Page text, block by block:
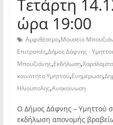
Τετάρτη
ώρα 19:00
Αμφιθέατρο,Μουσείο
Επιτροπές,Δήμος Δάφνης -
Μπουζιάνης,Εκδήλωση,
κοινότητα Υμηττού,Ενημέρωση,
Ηλιούπολης,Ανακοίνωση
Ο Δήμος Δάφνης – Υμηττού
εκδήλωση απονομής